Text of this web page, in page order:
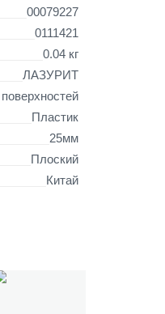
00079227
0111421
0.04 кг
ЛАЗУРИТ
Пластик
25мм
Плоский
Китай